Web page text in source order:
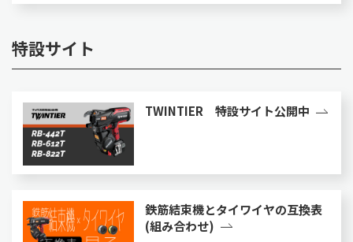
特設サイト
TWINTIER 特設サイト公開中
鉄筋結束機とタイワイヤの互換表
(組み合わせ)